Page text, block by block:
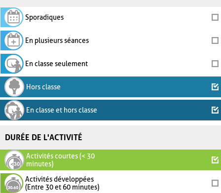
Sporadiques
En plusieurs séances
En classe seulement
Hors classe
En classe et hors classe
DURÉE DE L'ACTIVITÉ
Activités courtes (< 30
minutes)
Activités développées
(Entre 30 et 60 minutes)